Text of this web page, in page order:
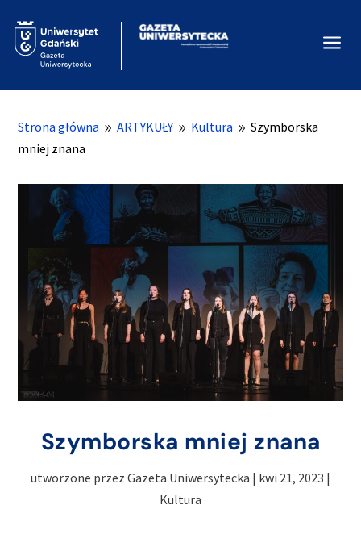
a
Strona główna 9 ARTYKUŁY 9 Kultura 9 Szymborska
mniej znana
Szymborska mniej znana
utworzone przez Gazeta Uniwersytecka | kwi 21, 2023 |
Kultura